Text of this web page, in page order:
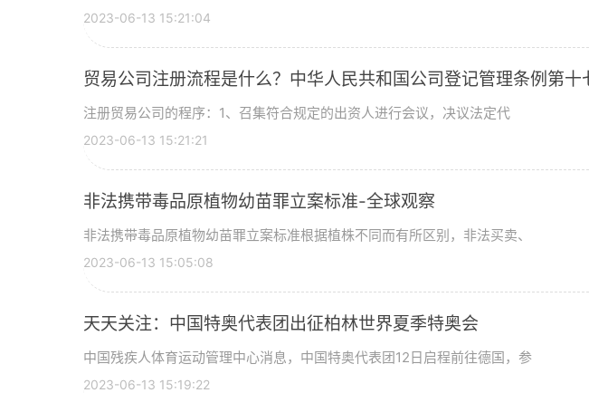
2023-06-13 15:21:04
贸易公司注册流程是什么？中华人民共和国公司登记管理条例第十
注册贸易公司的程序：1、召集符合规定的出资人进行会议，决议法定代
2023-06-13 15:21:21
非法携带毒品原植物幼苗罪立案标准-全球观察
非法携带毒品原植物幼苗罪立案标准根据植株不同而有所区别，非法买卖、
2023-06-13 15:05:08
天天关注：中国特奥代表团出征柏林世界夏季特奥会
中国残疾人体育运动管理中心消息，中国特奥代表团12日启程前往德国，参
2023-06-13 15:19:22